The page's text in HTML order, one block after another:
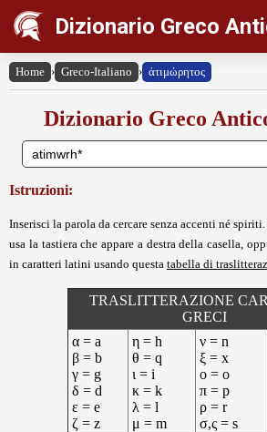
Dizionario Greco
Home › Greco-Italiano › ἀτιμώρητος
Dizionario Greco
Istruzioni:
Inserisci la parola da cercare senza accenti né
usa la tastiera che appare a destra della casella,
in caratteri latini usando questa tabella di
TRASLITTERAZIONE
GRECI
α = a
β = b
γ = g
δ = d
ε = e
ζ = z
η = h
θ = q
ι = i
κ = k
λ = l
μ = m
ν = n
ξ = x
ο = o
π = p
ρ = r
σ,ς = s